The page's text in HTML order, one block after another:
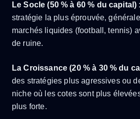
Le Socle (50 % à 60 % du capital)
stratégie la plus éprouvée,
marchés liquides (football, tennis)
de ruine.
La Croissance (20 % à 30 % du
des stratégies plus agressives ou
niche où les cotes sont plus
plus forte.